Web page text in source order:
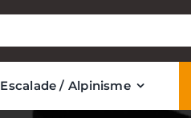
Escalade / Alpinisme